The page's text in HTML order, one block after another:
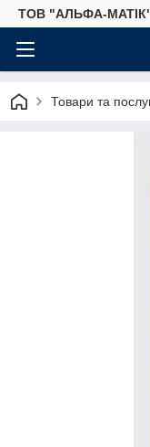
ТОВ "АЛЬФА-
Товари та